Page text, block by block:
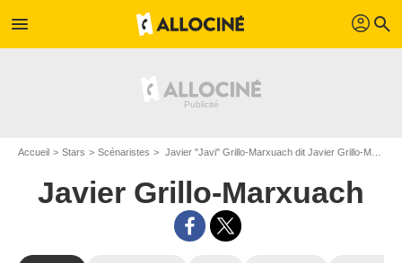
menu profil search
Accueil Stars Scénaristes Javier "Javi" Grillo-Marxuach dit Javier Grillo-Marxuach
Javier Grillo-Marxuach